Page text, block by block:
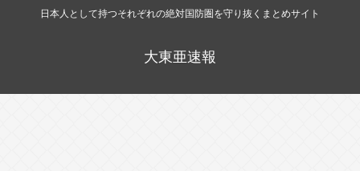
日本人として持つそれぞれの絶対国防圏を守り抜くまとめサイト
大東亜速報